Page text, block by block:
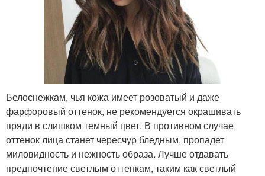
Белоснежкам, чья кожа имеет розоватый и даже
фарфоровый оттенок, не рекомендуется окрашивать
пряди в слишком темный цвет. В противном случае
оттенок лица станет чересчур бледным, пропадет
миловидность и нежность образа. Лучше отдавать
предпочтение светлым оттенкам, таким как светлый